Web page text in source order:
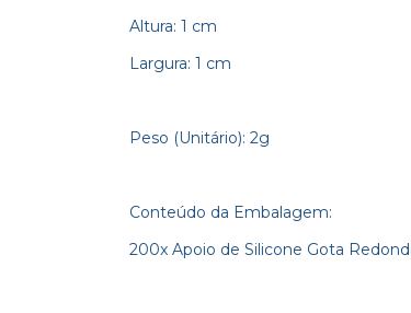
Altura: 1 cm
Largura: 1 cm
Peso (Unitário): 2g
Conteúdo da Embalagem:
200x Apoio de Silicone Gota